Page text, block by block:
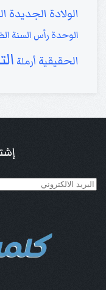
الولادة الجديدة
الوحدة رأس السنة
الحقيقية أرملة